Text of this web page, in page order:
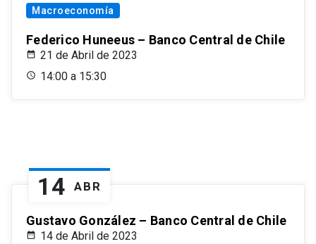
Macroeconomía
Federico Huneeus – Banco Central de Chile
21 de Abril de 2023
14:00 a 15:30
14 ABR
Gustavo González – Banco Central de Chile
14 de Abril de 2023